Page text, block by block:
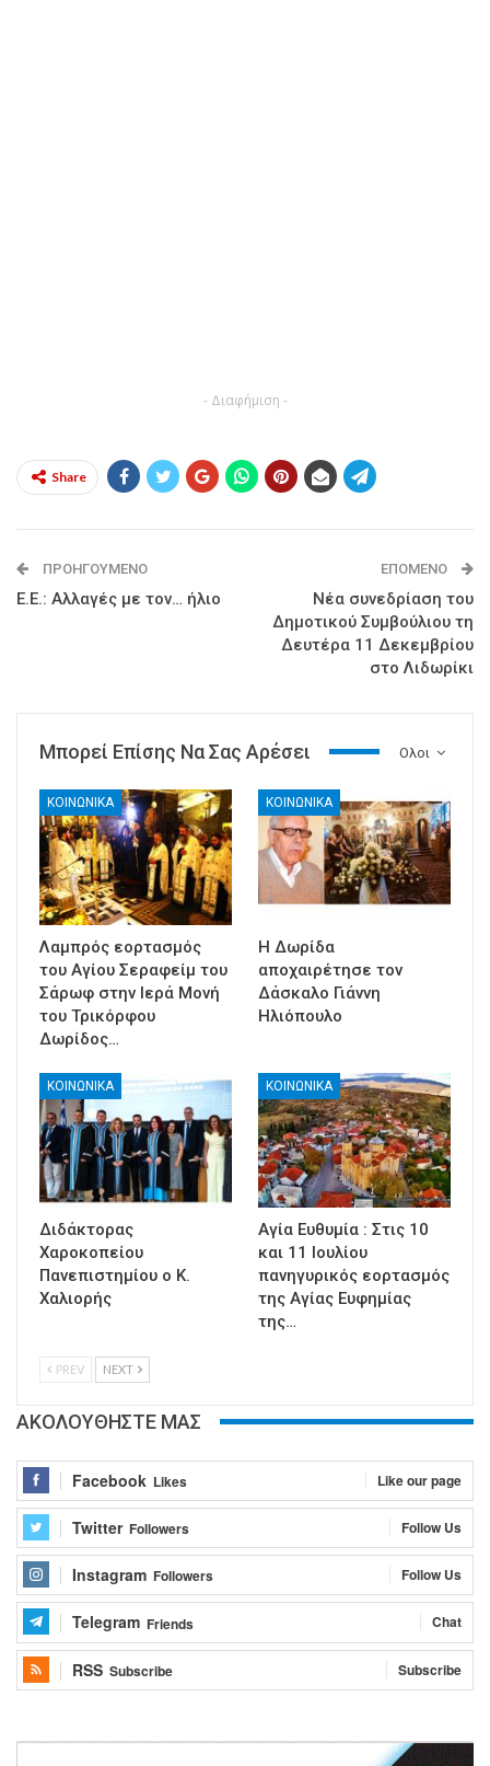
- Διαφήμιση -
Share
ΠΡΟΗΓΟΎΜΕΝΟ
Ε.Ε.: Αλλαγές με τον… ήλιο
ΕΠΌΜΕΝΟ
Νέα συνεδρίαση του
Δημοτικού Συμβούλιου τη
Δευτέρα 11 Δεκεμβρίου
στο Λιδωρίκι
Ολοι
Μπορεί Επίσης Να Σας Αρέσει
ΚΟΙΝΩΝΙΚΑ
Λαμπρός εορτασμός
του Αγίου Σεραφείμ του
Σάρωφ στην Ιερά Μονή
του Τρικόρφου
Δωρίδος…
ΚΟΙΝΩΝΙΚΑ
Η Δωρίδα
αποχαιρέτησε τον
Δάσκαλο Γιάννη
Ηλιόπουλο
ΚΟΙΝΩΝΙΚΑ
Διδάκτορας
Χαροκοπείου
Πανεπιστημίου ο Κ.
Χαλιορής
ΚΟΙΝΩΝΙΚΑ
Αγία Ευθυμία : Στις 10
και 11 Ιουλίου
πανηγυρικός εορτασμός
της Αγίας Ευφημίας
της…
PREV NEXT
ΑΚΟΛΟΥΘΗΣΤΕ ΜΑΣ
Facebook Likes Like our page
Twitter Followers Follow Us
Instagram Followers Follow Us
Telegram Friends Chat
RSS Subscribe Subscribe